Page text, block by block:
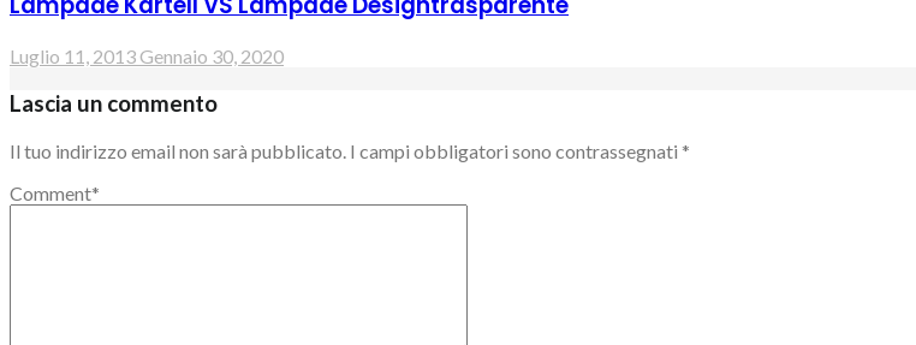
Luglio 11, 2013Gennaio 30, 2020
Lascia un commento
Il tuo indirizzo email non sarà pubblicato. I campi obbligatori sono contrassegnati *
Comment*